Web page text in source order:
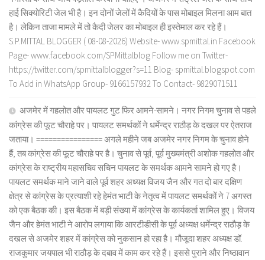
हाई सिक्योरिटी जेल भी है। इन दोनों जेलों में कैदियों के पास मोबाइल मिलना आम बात
है। लेकिन ताजा मामले में तो कैदी जेलर का मोबाइल ही इस्तेमाल कर रहे हैं।
S.P.MITTAL BLOGGER ( 08-08-2026) Website- www.spmittal.in Facebook
Page- www.facebook.com/SPMittalblog Follow me on Twitter-
https://twitter.com/spmittalblogger?s=11 Blog- spmittal.blogspot.com
To Add in WhatsApp Group- 9166157932 To Contact- 9829071511
अजमेर में गहलोत और पायलट गुट फिर आमने-सामने। नगर निगम चुनाव से पहले
कांग्रेस की फूट चौराहे पर। पायलट समर्थकों ने धर्मेन्द्र राठौड़ के दखल पर ऐतराज
जताया। ================ अगले महीने जब अजमेर नगर निगम के चुनाव होने
हैं, तब कांग्रेस की फूट चौराहे पर है। चुनाव से पूर्व, पूर्व मुख्यमंत्री अशोक गहलोत और
कांग्रेस के राष्ट्रीय महासचिव सचिन पायलट के समर्थक आमने सामने हो गए है।
पायलट समर्थक माने जाने वाले पूर्व शहर अध्यक्ष विजय जैन और गत दो बार दक्षिण
क्षेत्र से कांग्रेस के प्रत्याशी रहे हेमंत भाटी के नेतृत्व में पायलट समर्थकों ने 7 अगस्त
को एक बैठक की। इस बैठक में बड़ी संख्या में कांग्रेस के कार्यकर्ता शामिल हुए। विजय
जैन और हेमंत भाटी ने आरोप लगाया कि आरटीडीसी के पूर्व अध्यक्ष धर्मेन्द्र राठौड़ के
दखल से अजमेर शहर में कांग्रेस को नुकसान हो रहा है। मौजूदा शहर अध्यक्ष डॉ.
राजकुमार जयपाल भी राठौड़ के दबाव में काम कर रहे हैं। इससे पुराने और निष्ठावान